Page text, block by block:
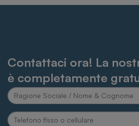
Contattaci ora! La
è completamente